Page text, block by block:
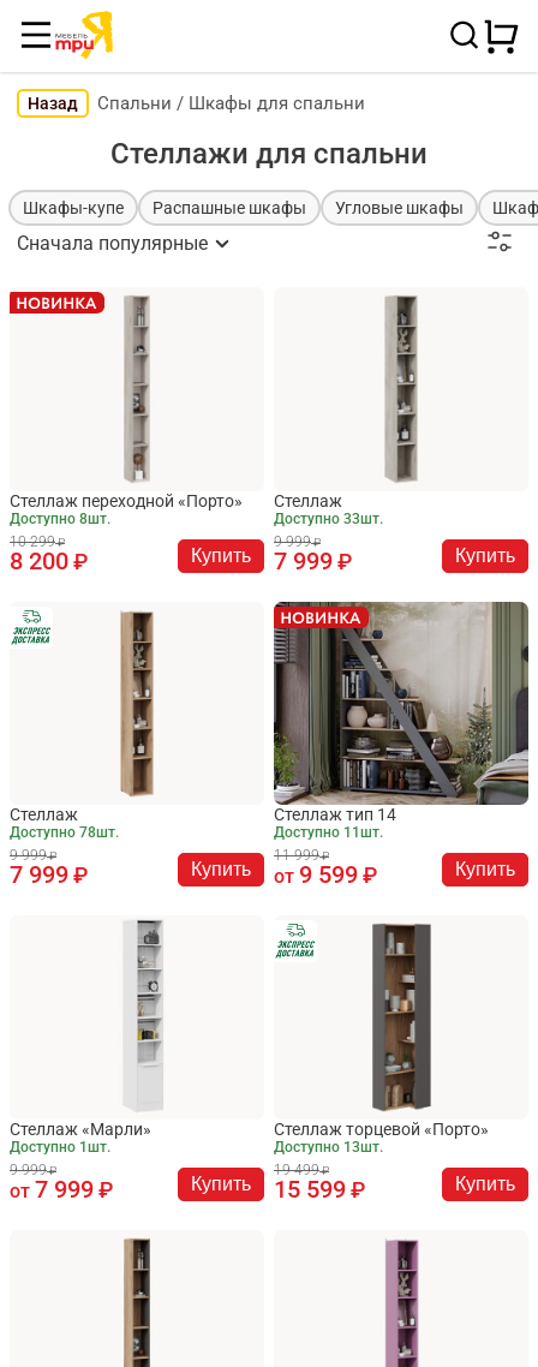
Назад Спальни / Шкафы для спальни
Стеллажи для спальни
Шкафы-купе Распашные шкафы Угловые шкафы
Сначала популярные
Стеллаж переходной «Порто»
Доступно 8шт.
10 299
8 200 Купить
Стеллаж
Доступно 33шт.
9 999
7 999 Купить
Стеллаж
Доступно 78шт.
9 999
7 999 Купить
Стеллаж тип 14
Доступно 11шт.
11 999
от 9 599 Купить
Стеллаж «Марли»
Доступно 1шт.
9 999
от 7 999 Купить
Стеллаж торцевой «Порто»
Доступно 13шт.
19 499
15 599 Купить